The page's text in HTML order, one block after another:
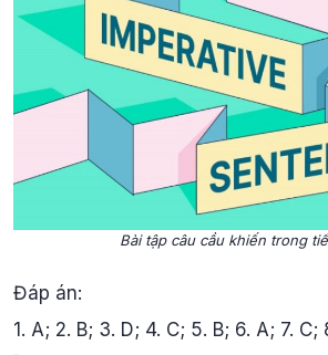
Bài tập câu cầu khiến trong
Đáp án:
1. A; 2. B; 3. D; 4. C; 5. B; 6. A; 7. C;